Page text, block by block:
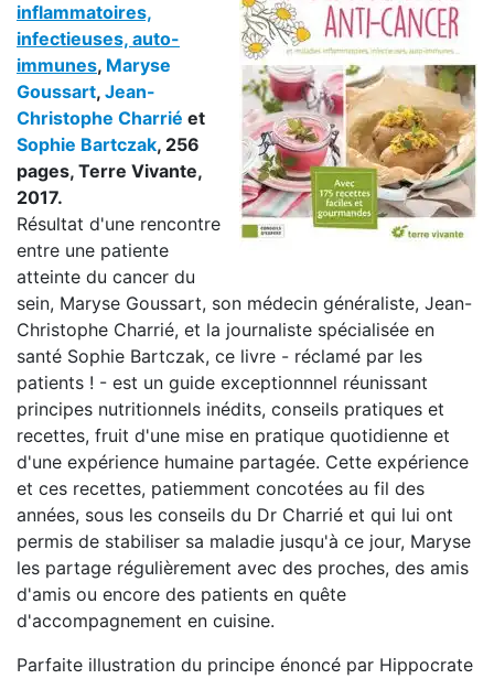
inflammatoires,
infectieuses, auto-
immunes, Maryse
Goussart, Jean-
Christophe Charrié et
Sophie Bartczak, 256
pages, Terre Vivante,
2017.
Résultat d'une rencontre
entre une patiente
atteinte du cancer du
sein, Maryse Goussart, son médecin généraliste, Jean-
Christophe Charrié, et la journaliste spécialisée en
santé Sophie Bartczak, ce livre - réclamé par les
patients ! - est un guide exceptionnnel réunissant
principes nutritionnels inédits, conseils pratiques et
recettes, fruit d'une mise en pratique quotidienne et
d'une expérience humaine partagée. Cette expérience
et ces recettes, patiemment concotées au fil des
années, sous les conseils du Dr Charrié et qui lui ont
permis de stabiliser sa maladie jusqu'à ce jour, Maryse
les partage régulièrement avec des proches, des amis
d'amis ou encore des patients en quête
d'accompagnement en cuisine.
Parfaite illustration du principe énoncé par Hippocrate